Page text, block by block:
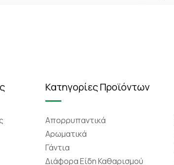
Κατηγορίες Προϊόντων
Απορρυπαντικά
Αρωματικά
Γάντια
Διάφορα Είδη Καθαρισμού